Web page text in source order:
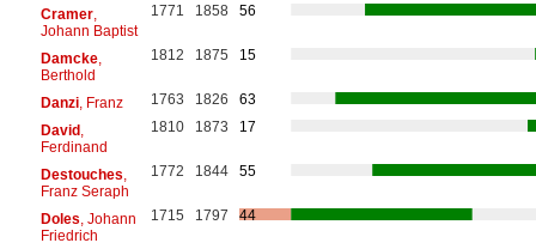
Cramer,
Johann Baptist
1771 1858 56
Damcke,
Berthold
1812 1875 15
Danzi, Franz 1763 1826
63
David,
Ferdinand
1810 1873 17
Destouches
Franz Seraph
1772 1844 55
Doles , Johann
Friedrich
1715 1797 44